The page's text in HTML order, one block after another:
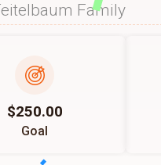
Family
$250.00
Goal